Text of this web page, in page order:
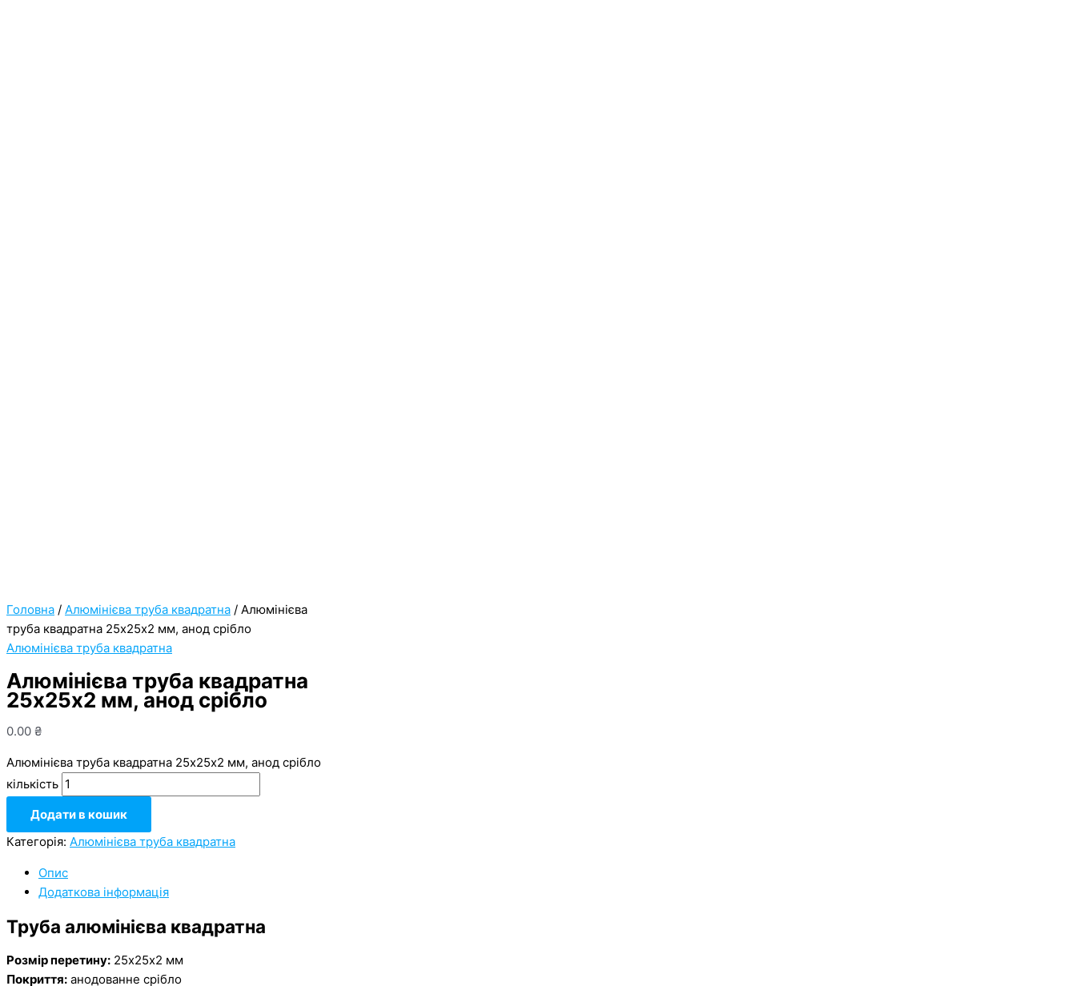
Головна / Алюмінієва труба квадратна / Алюмінієва
труба квадратна 25х25х2 мм, анод срібло
Алюмінієва труба квадратна
Алюмінієва труба квадратна
25х25х2 мм, анод срібло
0.00 ₴
Алюмінієва труба квадратна 25х25х2 мм, анод срібло
кількість
Додати в кошик
Категорія: Алюмінієва труба квадратна
Опис
Додаткова інформація
Труба алюмінієва квадратна
Розмір перетину: 25х25х2 мм
Покриття: анодованне срібло